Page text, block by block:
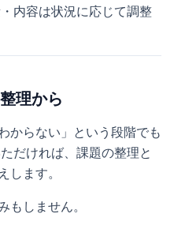
内容は状況に応じて調整
理から
からない」という段階でも
だければ、課題の整理と
します。
もしません。